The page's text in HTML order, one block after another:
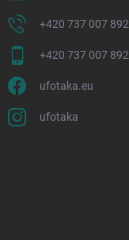
+420 737 007 892
+420 737 007 892
ufotaka.eu
ufotaka